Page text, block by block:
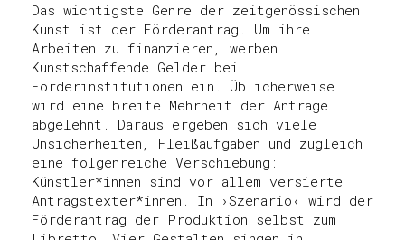
Das wichtigste Genre der zeitgenössischen
Kunst ist der Förderantrag. Um ihre
Arbeiten zu finanzieren, werben
Kunstschaffende Gelder bei
Förderinstitutionen ein. Üblicherweise
wird eine breite Mehrheit der Anträge
abgelehnt. Daraus ergeben sich viele
Unsicherheiten, Fleißaufgaben und zugleich
eine folgenreiche Verschiebung:
Künstler*innen sind vor allem versierte
Antragstexter*innen. In ›Szenario‹ wird der
Förderantrag der Produktion selbst zum